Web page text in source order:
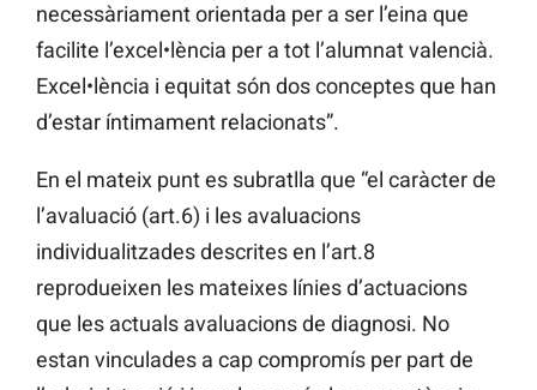
necessàriament orientada per a ser l’eina que
facilite l’excel•lència per a tot l’alumnat valencià.
Excel•lència i equitat són dos conceptes que han
d’estar íntimament relacionats”.
En el mateix punt es subratlla que “el caràcter de
l’avaluació (art.6) i les avaluacions
individualitzades descrites en l’art.8
reprodueixen les mateixes línies d’actuacions
que les actuals avaluacions de diagnosi. No
estan vinculades a cap compromís per part de